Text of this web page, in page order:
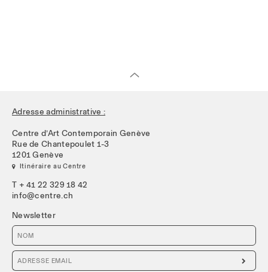
Adresse administrative :
Centre d’Art Contemporain Genève
Rue de Chantepoulet 1-3
1201 Genève
 Itinéraire au Centre
T + 41 22 329 18 42
info@centre.ch
Newsletter
